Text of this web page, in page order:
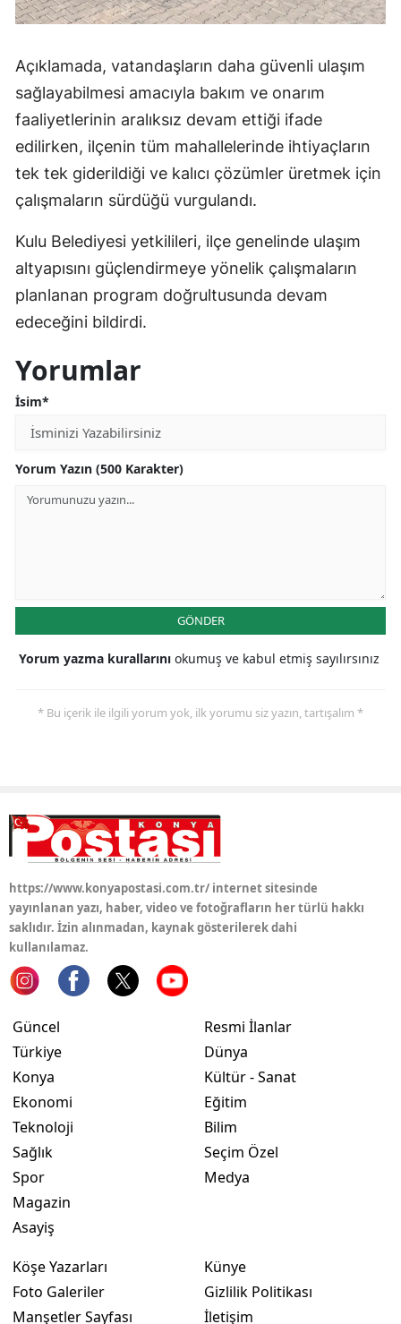
Konya
Kütahya
Malatya
Manisa
Mardin
Muğla
Sivas
Uşak
Van
Aksaray
Ardahan
Açıklamada, vatandaşların daha güvenli ulaşım
sağlayabilmesi amacıyla bakım ve onarım
faaliyetlerinin aralıksız devam ettiği ifade
edilirken, ilçenin tüm mahallelerinde ihtiyaçların
tek tek giderildiği ve kalıcı çözümler üretmek için
çalışmaların sürdüğü vurgulandı.
Kulu Belediyesi yetkilileri, ilçe genelinde ulaşım
altyapısını güçlendirmeye yönelik çalışmaların
planlanan program doğrultusunda devam
edeceğini bildirdi.
Yorumlar
İsim*
Yorum Yazın (500 Karakter)
GÖNDER
Yorum yazma kurallarını okumuş ve kabul etmiş sayılırsınız
* Bu içerik ile ilgili yorum yok, ilk yorumu siz yazın, tartışalım *
https://www.konyapostasi.com.tr/ internet sitesinde
yayınlanan yazı, haber, video ve fotoğrafların her türlü hakkı
saklıdır. İzin alınmadan, kaynak gösterilerek dahi
kullanılamaz.
Güncel
Türkiye
Konya
Ekonomi
Teknoloji
Sağlık
Spor
Magazin
Asayiş
Resmi İlanlar
Dünya
Kültür - Sanat
Eğitim
Bilim
Seçim Özel
Medya
Köşe Yazarları
Foto Galeriler
Manşetler Sayfası
Künye
Gizlilik Politikası
İletişim